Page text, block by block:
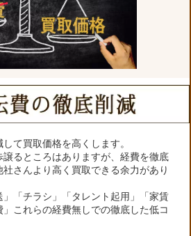
て買取価格を高くします。
るところはありますが、経費を徹底
さんより高く買取できる余力があり
」「チラシ」「タレント起用」「家賃
これらの経費無しでの徹底した低コ